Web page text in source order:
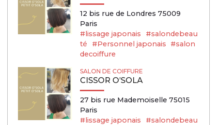
12 bis rue de Londres 75009
Paris
#lissage japonais
#salondebeau
té
#Personnel japonais
#salon
decoiffure
SALON DE COIFFURE
CISSOR O’SOLA
27 bis rue Mademoiselle 75015
Paris
#lissage japonais
#salondebeau